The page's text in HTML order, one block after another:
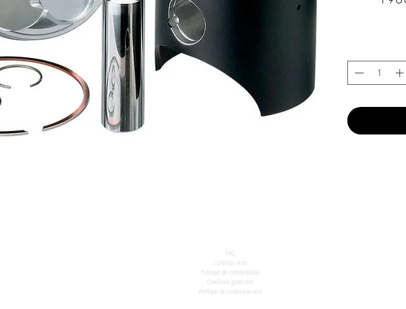
FAQ
Contactez-nous
Politique de confidentialité
Conditions generales
Politique de remboursement